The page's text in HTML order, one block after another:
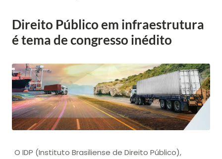
Direito Público em infraestrutura
é tema de congresso inédito
O IDP (Instituto Brasiliense de Direito Público),